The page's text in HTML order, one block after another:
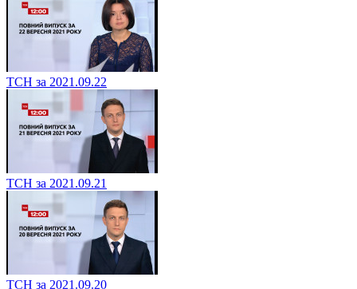
ТСН за 2021.09.22
ТСН за 2021.09.21
ТСН за 2021.09.20